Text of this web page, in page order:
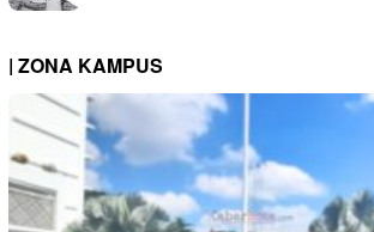
| ZONA KAMPUS